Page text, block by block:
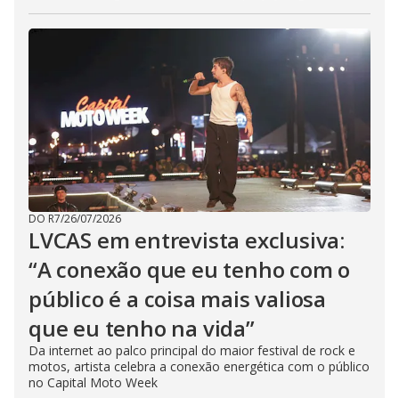
DO R7/26/07/2026
LVCAS em entrevista exclusiva:
“A conexão que eu tenho com o
público é a coisa mais valiosa
que eu tenho na vida”
Da internet ao palco principal do maior festival de rock e
motos, artista celebra a conexão energética com o público
no Capital Moto Week